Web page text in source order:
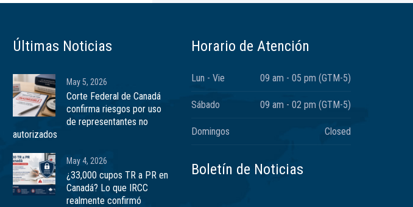
Últimas Noticias
May 5, 2026
Corte Federal de Canadá
confirma riesgos por uso
de representantes no
autorizados
May 4, 2026
¿33,000 cupos TR a PR en
Canadá? Lo que IRCC
realmente confirmó
Horario de Atención
Lun - Vie 09 am - 05 pm (GTM-5)
Sábado 09 am - 02 pm (GTM-5)
Domingos Closed
Boletín de Noticias